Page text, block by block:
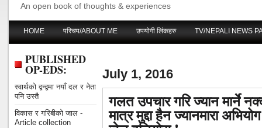
An open book of thoughts & experiences
HOME परिचय/ABOUT ME उपयोगी लिंकहरु TV/NEPALI NEWS
PUBLISHED
OP-EDS:
स्वार्थको द्वन्द्वमा नयाँ दल र नेता
पनि उस्तै
विकास र गरिबीको जाल -
Article collection
July 1, 2016
गलत उपचार गरि ज्यान मार्ने
मात्र मुद्दा हैन ज्यानमारा